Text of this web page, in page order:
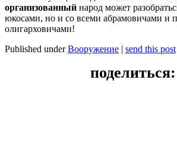
организованный народ может
юкосами, но и со всеми абрамовичами и
олигарховичами!
Published underВооружение | send this post
поделиться: